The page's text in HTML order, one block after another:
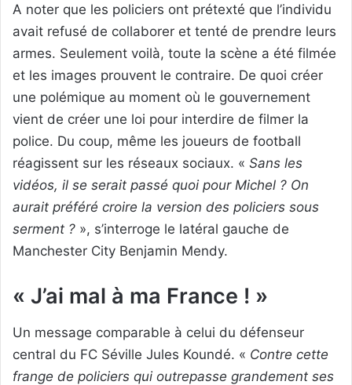
A noter que les policiers ont prétexté que l’individu
avait refusé de collaborer et tenté de prendre leurs
armes. Seulement voilà, toute la scène a été filmée
et les images prouvent le contraire. De quoi créer
une polémique au moment où le gouvernement
vient de créer une loi pour interdire de filmer la
police. Du coup, même les joueurs de football
réagissent sur les réseaux sociaux. « Sans les
vidéos, il se serait passé quoi pour Michel ? On
aurait préféré croire la version des policiers sous
serment ? », s’interroge le latéral gauche de
Manchester City Benjamin Mendy.
« J’ai mal à ma France ! »
Un message comparable à celui du défenseur
central du FC Séville Jules Koundé. « Contre cette
frange de policiers qui outrepasse grandement ses